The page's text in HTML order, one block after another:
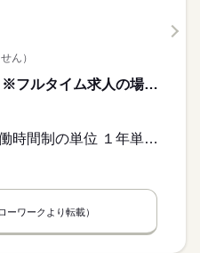
ん）
217,610円〜222,804円 ※フルタイム求人の場合は月額（換算額）、パート求人の場合は時間額を表示しています。
変形労働時間制 変形労働時間制の単位 １年単位 就業時間１ 8時30分〜17時00分 就業時間２ 8時00分〜16時30分 就業時間３ 7時00分〜16時00分 就業時間に関する特記事項 （４）９：００～１８：００
ーワークより転載）